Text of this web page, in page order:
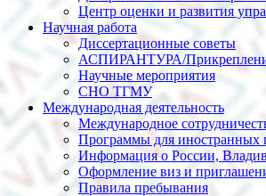
Центр оценки и развития
Научная работа
Диссертационные советы
АСПИРАНТУРА/Прикрепление
Научные мероприятия
СНО ТГМУ
Международная деятельность
Международное
Программы для иностранных
Информация о России,
Оформление виз и
Правила пребывания